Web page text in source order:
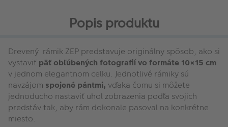
Popis produktu
Drevený rámik ZEP predstavuje originálny spôsob, ako si
vystaviť päť obľúbených fotografií vo formáte 10×15 cm
v jednom elegantnom celku. Jednotlivé rámiky sú
navzájom spojené pántmi, vďaka čomu si môžete
jednoducho nastaviť uhol zobrazenia podľa svojich
predstáv tak, aby rám dokonale pasoval na konkrétne
miesto.